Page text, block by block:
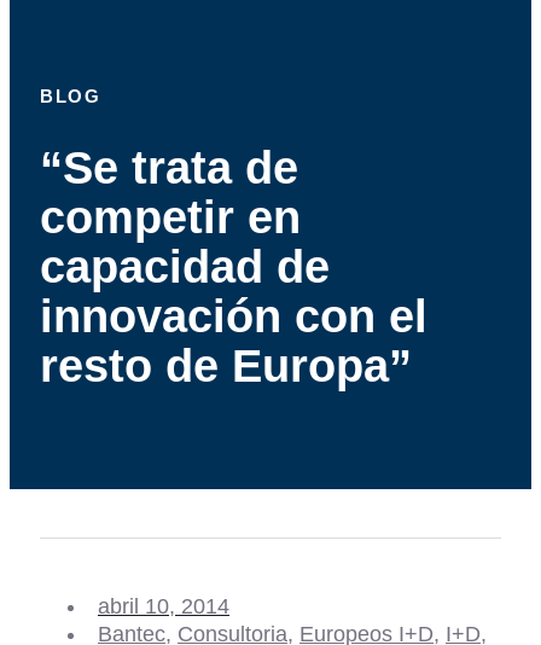
BLOG
“Se trata de
competir en
capacidad de
innovación con el
resto de Europa”
abril 10, 2014
Bantec, Consultoria, Europeos I+D, I+D,